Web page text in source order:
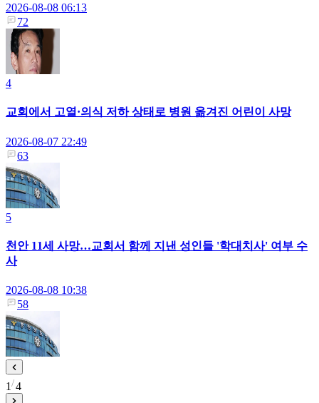
2026-08-08 06:13
72
4
교회에서 고열·의식 저하 상태로 병원 옮겨진 어린이 사망
2026-08-07 22:49
63
5
천안 11세 사망…교회서 함께 지낸 성인들 '학대치사' 여부 수
사
2026-08-08 10:38
58
1 4